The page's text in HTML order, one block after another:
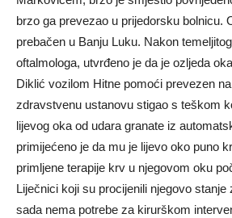
brzo ga prevezao u prijedorsku bolnicu.
prebačen u Banju Luku. Nakon
oftalmologa, utvrđeno je da je ozljeda
Diklić vozilom Hitne pomoći prevezen
zdravstvenu ustanovu stigao s teškom
lijevog oka od udara granate iz
primijećeno je da mu je lijevo oko puno
primljene terapije krv u njegovom oku
Liječnici koji su procijenili njegovo stanje
sada nema potrebe za kirurškom